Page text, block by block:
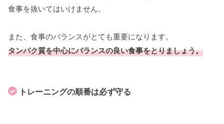
食事を抜いてはいけません。
また、食事のバランスがとても重要になります。
タンパク質を中心にバランスの良い食事をとりましょう。
トレーニングの順番は必ず守る